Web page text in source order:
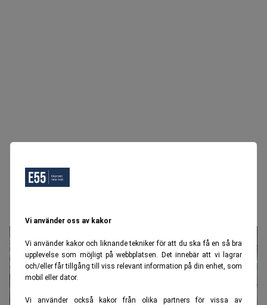
Vi använder oss av kakor
Vi använder kakor och liknande tekniker för att du ska få en så bra
upplevelse som möjligt på webbplatsen. Det innebär att vi lagrar
och/eller får tillgång till viss relevant information på din enhet, som
mobil eller dator.
Vi använder också kakor från olika partners för vissa av